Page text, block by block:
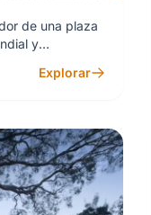
de una plaza
y
Explorar